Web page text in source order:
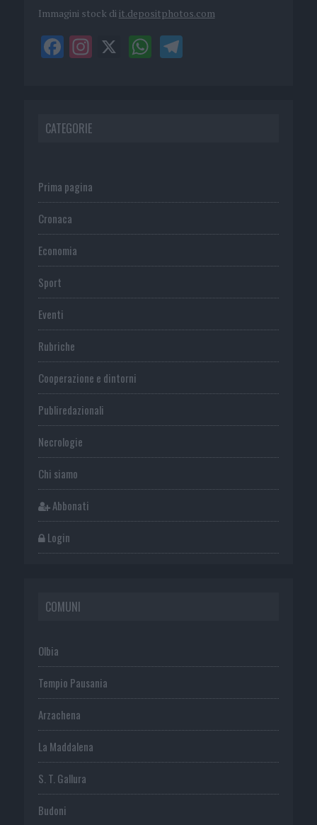
Immagini stock di it.depositphotos.com
CATEGORIE
Prima pagina
Cronaca
Economia
Sport
Eventi
Rubriche
Cooperazione e dintorni
Publiredazionali
Necrologie
Chi siamo
Abbonati
Login
COMUNI
Olbia
Tempio Pausania
Arzachena
La Maddalena
S. T. Gallura
Budoni